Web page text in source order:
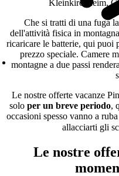
Kleinkirchheim,
Che si tratti di una fuga
dell'attività fisica in
ricaricare le batterie, qui puoi
prezzo speciale. Camere
montagne a due passi
Le nostre offerte vacanze
solo per un breve periodo,
occasioni spesso vanno a
allacciarti gli
Le nostre